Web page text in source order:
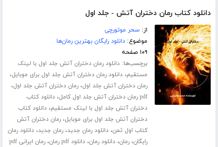
دانلود کتاب رمان دختران آتش - جلد اول
از:سحر موتورچی
موضوع:دانلود رایگان بهترین رمان‌ها
۱۰۹ صفحه
برچسب‌ها:دانلود رمان دختران آتش جلد اول با لینک
مستقیم،دانلود رمان دختران آتش جلد اول برای موبایل،
رمان دختران آتش جلد اول،رمان دختران آتش جلد اول،
pdf رمان دختران آتش جلد اول کامل ،دانلود کتاب
دختران آتش جلد اول با لینک مستقیم،دانلود کتاب
دختران آتش جلد اول برای موبایل،رمان دختران آتش
کتاب اول ثمن،دانلود رمان جدید،رمان جدید،دانلود رمان
رایگان،رمان،دانلود رمان،دانلود pdf رمان ،رمان ایرانی pdf